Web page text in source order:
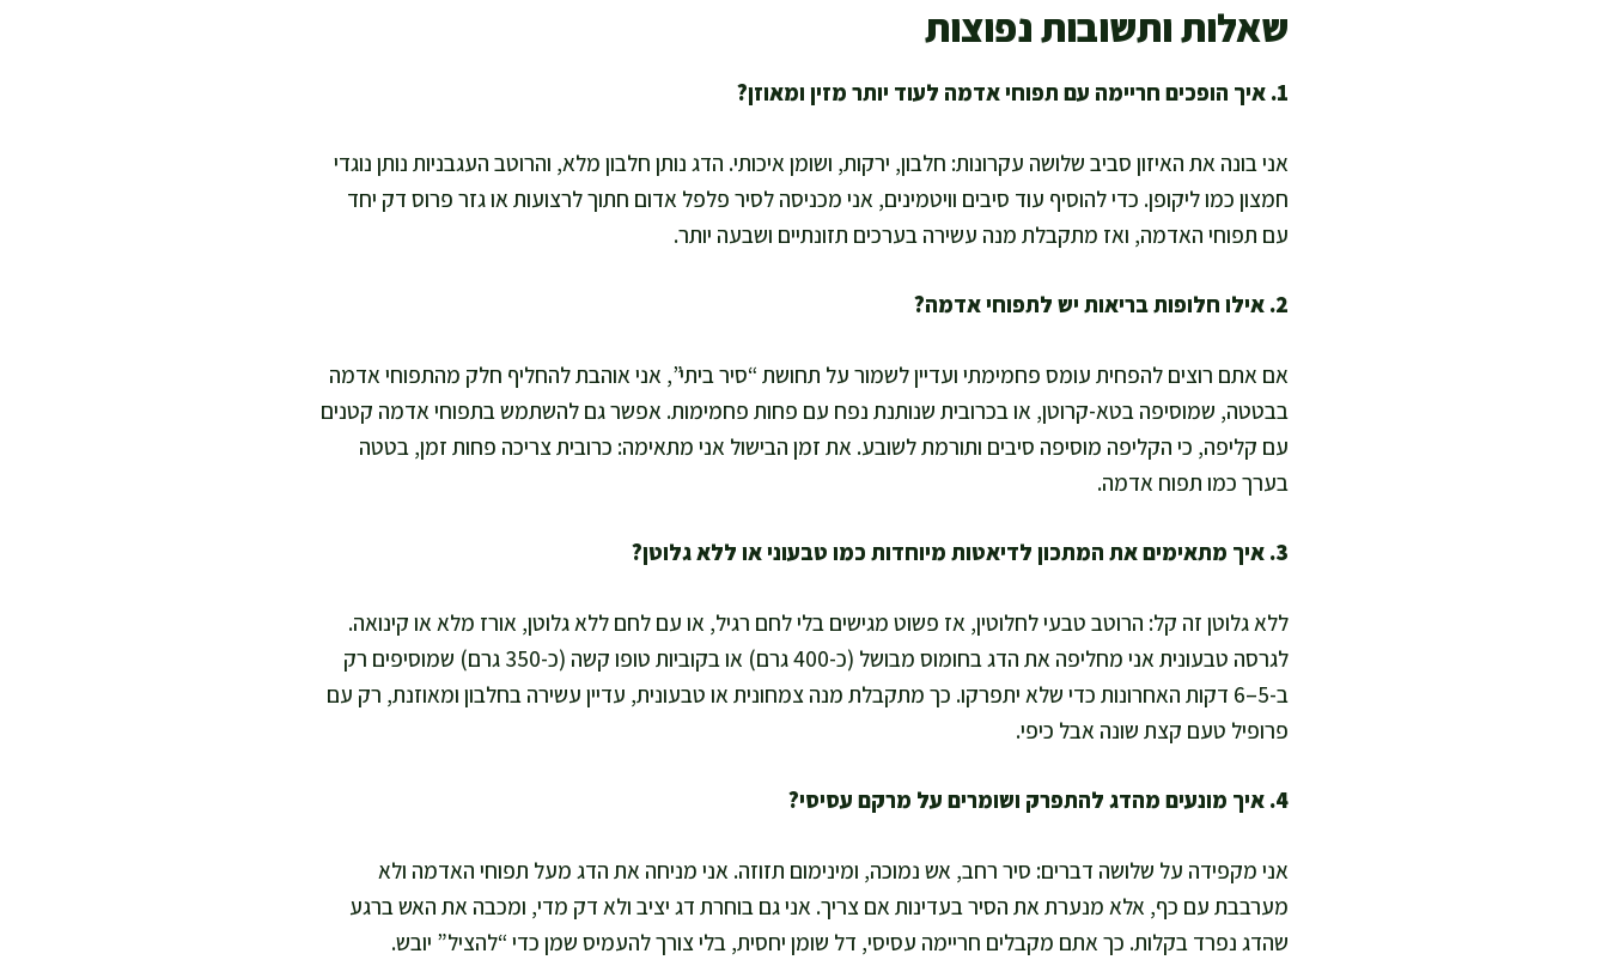
שאלות ותשובות נפוצות
1. איך הופכים חריימה עם תפוחי אדמה לעוד יותר מזין ומאוזן?
אני בונה את האיזון סביב שלושה עקרונות: חלבון, ירקות, ושומן איכותי. הדג נותן חלבון מלא, והרוטב העגבניות נותן נוגדי
חמצון כמו ליקופן. כדי להוסיף עוד סיבים וויטמינים, אני מכניסה לסיר פלפל אדום חתוך לרצועות או גזר פרוס דק יחד
עם תפוחי האדמה, ואז מתקבלת מנה עשירה בערכים תזונתיים ושבעה יותר.
2. אילו חלופות בריאות יש לתפוחי אדמה?
אם אתם רוצים להפחית עומס פחמימתי ועדיין לשמור על תחושת “סיר ביתי”, אני אוהבת להחליף חלק מהתפוחי אדמה
בבטטה, שמוסיפה בטא-קרוטן, או בכרובית שנותנת נפח עם פחות פחמימות. אפשר גם להשתמש בתפוחי אדמה קטנים
עם קליפה, כי הקליפה מוסיפה סיבים ותורמת לשובע. את זמן הבישול אני מתאימה: כרובית צריכה פחות זמן, בטטה
בערך כמו תפוח אדמה.
3. איך מתאימים את המתכון לדיאטות מיוחדות כמו טבעוני או ללא גלוטן?
ללא גלוטן זה קל: הרוטב טבעי לחלוטין, אז פשוט מגישים בלי לחם רגיל, או עם לחם ללא גלוטן, אורז מלא או קינואה.
לגרסה טבעונית אני מחליפה את הדג בחומוס מבושל (כ-400 גרם) או בקוביות טופו קשה (כ-350 גרם) שמוסיפים רק
ב-5–6 דקות האחרונות כדי שלא יתפרקו. כך מתקבלת מנה צמחונית או טבעונית, עדיין עשירה בחלבון ומאוזנת, רק עם
פרופיל טעם קצת שונה אבל כיפי.
4. איך מונעים מהדג להתפרק ושומרים על מרקם עסיסי?
אני מקפידה על שלושה דברים: סיר רחב, אש נמוכה, ומינימום תזוזה. אני מניחה את הדג מעל תפוחי האדמה ולא
מערבבת עם כף, אלא מנערת את הסיר בעדינות אם צריך. אני גם בוחרת דג יציב ולא דק מדי, ומכבה את האש ברגע
שהדג נפרד בקלות. כך אתם מקבלים חריימה עסיסי, דל שומן יחסית, בלי צורך להעמיס שמן כדי “להציל” יובש.